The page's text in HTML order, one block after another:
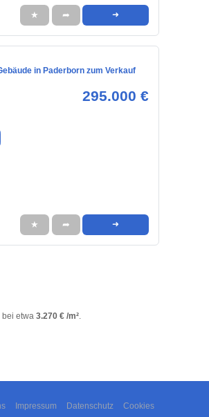
★ ➦ ➜
in Paderborn zum Verkauf
295.000 €
★ ➦ ➜
bei etwa 3.270 € /m².
Impressum Datenschutz Cookies